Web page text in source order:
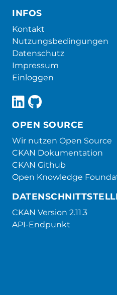
INFOS
Kontakt
Nutzungsbedingungen
Datenschutz
Impressum
Einloggen
OPEN SOURCE
Wir nutzen Open Source
CKAN Dokumentation
CKAN Github
Open Knowledge
CKAN Version 2.11.3
API-Endpunkt